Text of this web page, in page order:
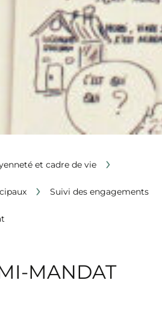
et cadre de vie ›
› Suivi des engagements
MANDAT